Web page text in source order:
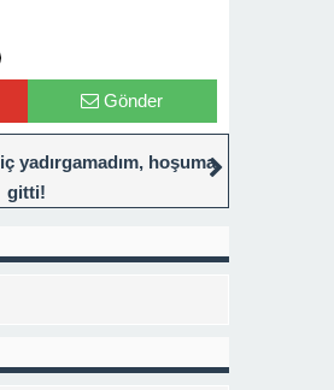
Gönder
yadırgamadım, hoşuma
gitti!